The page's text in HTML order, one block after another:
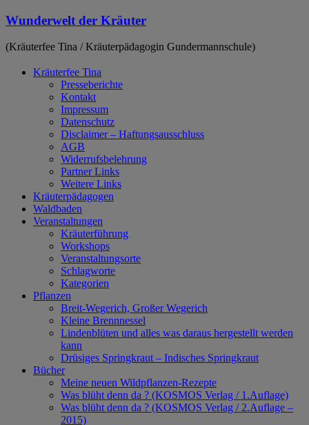
Zum
springen
Wunderwelt der Kräuter
(Kräuterfee Tina / Kräuterpädagogin Gundermannschule)
Kräuterfee Tina
Presseberichte
Kontakt
Impressum
Datenschutz
Disclaimer – Haftungsausschluss
AGB
Widerrufsbelehrung
Partner Links
Weitere Links
Kräuterpädagogen
Waldbaden
Veranstaltungen
Kräuterführung
Workshops
Veranstaltungsorte
Schlagworte
Kategorien
Pflanzen
Breit-Wegerich, Großer Wegerich
Kleine Brennnessel
Lindenblüten und alles was daraus hergestellt werden
kann
Drüsiges Springkraut – Indisches Springkraut
Bücher
Meine neuen Wildpflanzen-Rezepte
Was blüht denn da ? (KOSMOS Verlag / 1.Auflage)
Was blüht denn da ? (KOSMOS Verlag / 2.Auflage –
2015)